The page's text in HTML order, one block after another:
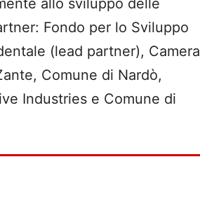
allo sviluppo delle
Fondo per lo Sviluppo
(lead partner), Camera
Comune di Nardò,
Industries e Comune di